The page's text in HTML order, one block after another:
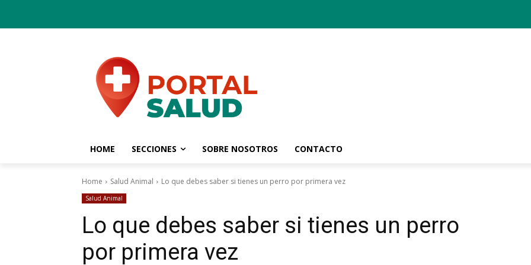
HOME SECCIONES SOBRE NOSOTROS CONTACTO
Home Salud Animal Lo que debes saber si tienes un perro por primera vez
Salud Animal
Lo que debes saber si tienes un perro
por primera vez